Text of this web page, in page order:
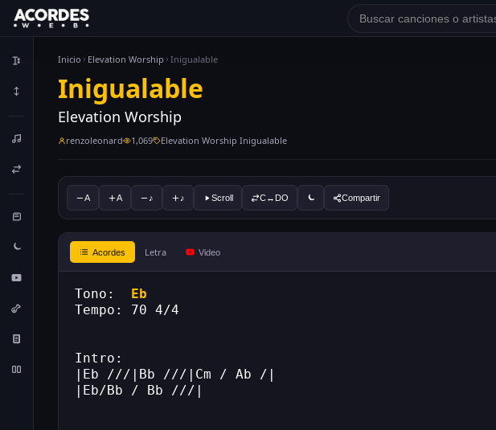
Inicio Elevation Worship Inigualable
Inigualable
Elevation Worship
renzoleonard 1,069 Elevation Worship Inigualable
A A ♪ ♪ Scroll C↔DO Compartir
Acordes Letra Video
Tono: Eb
Tempo: 70 4/4
Intro:
|Eb ///|Bb ///|Cm / Ab /|
|Eb/Bb / Bb ///|